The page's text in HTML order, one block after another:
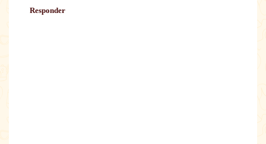
Responder